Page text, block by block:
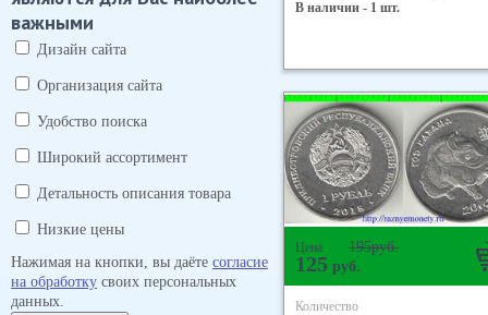
важными
Дизайн сайта
Организация сайта
Удобство поиска
Широкий ассортимент
Детальность описания товара
Низкие цены
Нажимая на кнопки, вы даёте согласие
на обработку своих персональных
данных.
В наличии - 1 шт.
Цена 195руб.
125 руб.
Количество